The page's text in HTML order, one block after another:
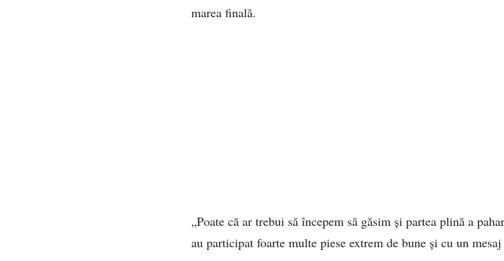
marea finală.
„Poate că ar trebui să începem să găsim și partea plină a
au participat foarte multe piese extrem de bune și cu un